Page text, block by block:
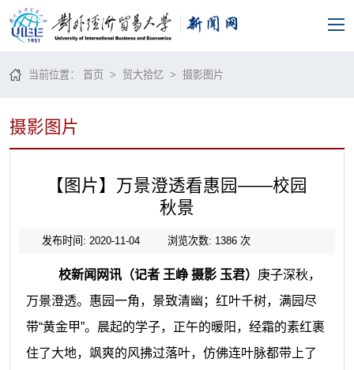
当前位置：首页 > 贸大拾忆 >摄影图片
摄影图片
【图片】万景澄透看惠园——校园
秋景
发布时间: 2020-11-04 浏览次数: 1386次
校新闻网讯（记者 王峥 摄影 玉君） 庚子深秋，
万景澄透。惠园一角，景致清幽；红叶千树，满园尽
带“黄金甲”。晨起的学子，正午的暖阳，经霜的素红裹
住了大地，飒爽的风拂过落叶，仿佛连叶脉都带上了